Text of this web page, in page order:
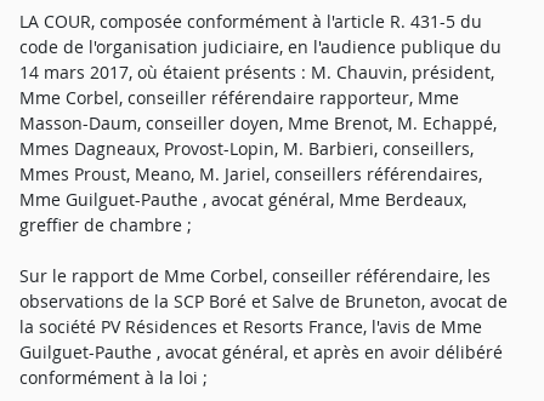
LA COUR, composée conformément à l'article R. 431-5 du
code de l'organisation judiciaire, en l'audience publique du
14 mars 2017, où étaient présents : M. Chauvin, président,
Mme Corbel, conseiller référendaire rapporteur, Mme
Masson-Daum, conseiller doyen, Mme Brenot, M. Echappé,
Mmes Dagneaux, Provost-Lopin, M. Barbieri, conseillers,
Mmes Proust, Meano, M. Jariel, conseillers référendaires,
Mme Guilguet-Pauthe , avocat général, Mme Berdeaux,
greffier de chambre ;
Sur le rapport de Mme Corbel, conseiller référendaire, les
observations de la SCP Boré et Salve de Bruneton, avocat de
la société PV Résidences et Resorts France, l'avis de Mme
Guilguet-Pauthe , avocat général, et après en avoir délibéré
conformément à la loi ;